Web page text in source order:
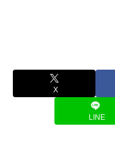
X
LINE